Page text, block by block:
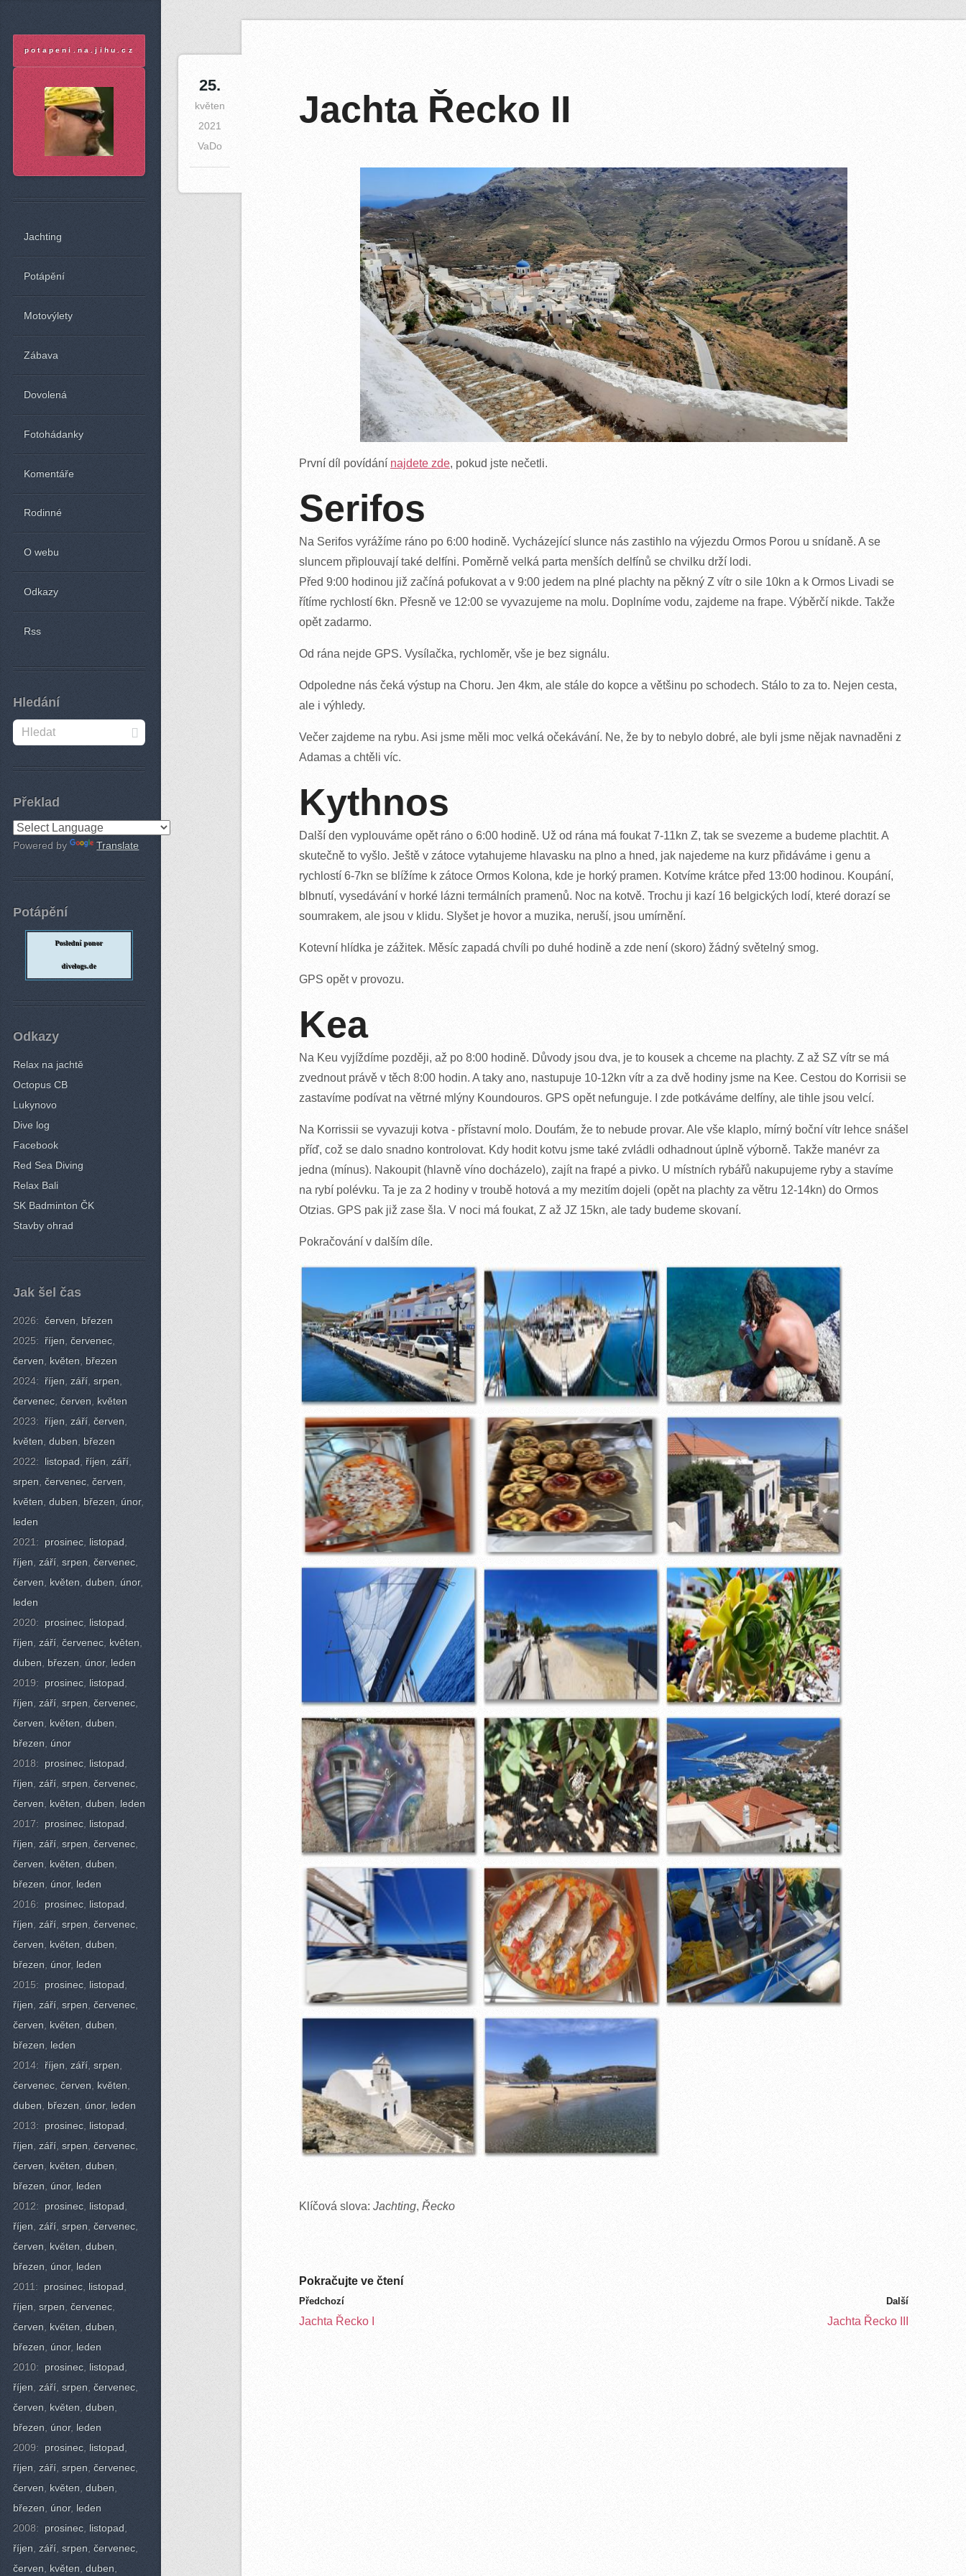
Jachta Řecko II
25.
květen
2021
VaDo
První díl povídání najdete zde, pokud jste nečetli.
Serifos
Na Serifos vyrážíme ráno po 6:00 hodině. Vycházející slunce nás zastihlo na výjezdu Ormos Porou u snídaně. A se
sluncem připlouvají také delfíni. Poměrně velká parta menších delfínů se chvilku drží lodi.
Před 9:00 hodinou již začíná pofukovat a v 9:00 jedem na plné plachty na pěkný Z vítr o sile 10kn a k Ormos Livadi se
řítíme rychlostí 6kn. Přesně ve 12:00 se vyvazujeme na molu. Doplníme vodu, zajdeme na frape. Výběrčí nikde. Takže
opět zadarmo.
Od rána nejde GPS. Vysílačka, rychloměr, vše je bez signálu.
Odpoledne nás čeká výstup na Choru. Jen 4km, ale stále do kopce a většinu po schodech. Stálo to za to. Nejen cesta,
ale i výhledy.
Večer zajdeme na rybu. Asi jsme měli moc velká očekávání. Ne, že by to nebylo dobré, ale byli jsme nějak navnaděni z
Adamas a chtěli víc.
Kythnos
Další den vyplouváme opět ráno o 6:00 hodině. Už od rána má foukat 7-11kn Z, tak se svezeme a budeme plachtit. A
skutečně to vyšlo. Ještě v zátoce vytahujeme hlavasku na plno a hned, jak najedeme na kurz přidáváme i genu a
rychlostí 6-7kn se blížíme k zátoce Ormos Kolona, kde je horký pramen. Kotvíme krátce před 13:00 hodinou. Koupání,
blbnutí, vysedávání v horké lázni termálních pramenů. Noc na kotvě. Trochu ji kazí 16 belgických lodí, které dorazí se
soumrakem, ale jsou v klidu. Slyšet je hovor a muzika, neruší, jsou umírnění.
Kotevní hlídka je zážitek. Měsíc zapadá chvíli po duhé hodině a zde není (skoro) žádný světelný smog.
GPS opět v provozu.
Kea
Na Keu vyjíždíme později, až po 8:00 hodině. Důvody jsou dva, je to kousek a chceme na plachty. Z až SZ vítr se má
zvednout právě v těch 8:00 hodin. A taky ano, nastupuje 10-12kn vítr a za dvě hodiny jsme na Kee. Cestou do Korrisii se
zastavíme podívat na větrné mlýny Koundouros. GPS opět nefunguje. I zde potkáváme delfíny, ale tihle jsou velcí.
Na Korrissii se vyvazuji kotva - přístavní molo. Doufám, že to nebude provar. Ale vše klaplo, mírný boční vítr lehce snášel
příď, což se dalo snadno kontrolovat. Kdy hodit kotvu jsme také zvládli odhadnout úplně výborně. Takže manévr za
jedna (mínus). Nakoupit (hlavně víno docházelo), zajít na frapé a pivko. U místních rybářů nakupujeme ryby a stavíme
na rybí polévku. Ta je za 2 hodiny v troubě hotová a my mezitím dojeli (opět na plachty za větru 12-14kn) do Ormos
Otzias. GPS pak již zase šla. V noci má foukat, Z až JZ 15kn, ale tady budeme skovaní.
Pokračování v dalším díle.
Klíčová slova: Jachting, Řecko
Pokračujte ve čtení
Další
Jachta Řecko III
Předchozí
Jachta Řecko I
potapeni.na.jihu.cz
Jachting
Potápění
Motovýlety
Zábava
Dovolená
Fotohádanky
Komentáře
Rodinné
O webu
Odkazy
Rss
Hledání
Překlad
Powered by Translate
Potápění
Poslední ponor
divelogs.de
Odkazy
Relax na jachtě
Octopus CB
Lukynovo
Dive log
Facebook
Red Sea Diving
Relax Bali
SK Badminton ČK
Stavby ohrad
Jak šel čas
2026:červen, březen
2025:říjen,červenec,
červen, květen, březen
2024:říjen,září,srpen,
červenec,červen, květen
2023:říjen,září,červen,
květen,duben, březen
2022: listopad,říjen,září,
srpen,červenec,červen,
květen,duben, březen,únor,
leden
2021:prosinec, listopad,
říjen,září,srpen,červenec,
červen, květen,duben,únor,
leden
2020:prosinec, listopad,
říjen,září,červenec, květen,
duben, březen,únor, leden
2019:prosinec, listopad,
říjen,září,srpen,červenec,
červen, květen,duben,
březen,únor
2018:prosinec, listopad,
říjen,září,srpen,červenec,
červen, květen,duben, leden
2017:prosinec, listopad,
říjen,září,srpen,červenec,
červen, květen,duben,
březen,únor, leden
2016:prosinec, listopad,
říjen,září,srpen,červenec,
červen, květen,duben,
březen,únor, leden
2015:prosinec, listopad,
říjen,září,srpen,červenec,
červen, květen,duben,
březen, leden
2014:říjen,září,srpen,
červenec,červen, květen,
duben, březen,únor, leden
2013:prosinec, listopad,
říjen,září,srpen,červenec,
červen, květen,duben,
březen,únor, leden
2012:prosinec, listopad,
říjen,září,srpen,červenec,
červen, květen,duben,
březen,únor, leden
2011:prosinec, listopad,
říjen,srpen,červenec,
červen, květen,duben,
březen,únor, leden
2010:prosinec, listopad,
říjen,září,srpen,červenec,
červen, květen,duben,
březen,únor, leden
2009:prosinec, listopad,
říjen,září,srpen,červenec,
červen, květen,duben,
březen,únor, leden
2008:prosinec, listopad,
říjen,září,srpen,červenec,
červen, květen,duben,